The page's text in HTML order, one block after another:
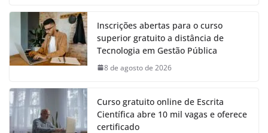
Inscrições abertas para o curso
superior gratuito a distância de
Tecnologia em Gestão Pública
8 de agosto de 2026
Curso gratuito online de Escrita
Científica abre 10 mil vagas e oferece
certificado